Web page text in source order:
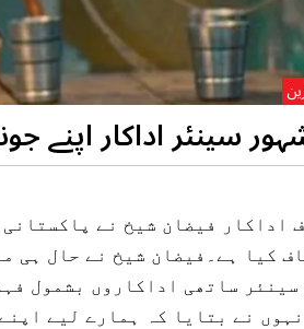
سینئر اداکار اپنے
اداکار فیضان شیخ نے
کیا ہے۔فیضان شیخ نے حال ہی
سینئر ساتھی اداکاروں بشمول
نے بتایا کہ ہمارے لیے